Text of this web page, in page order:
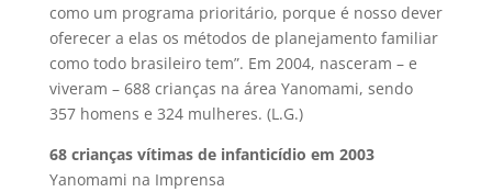
como um programa prioritário, porque é nosso dever
oferecer a elas os métodos de planejamento familiar
como todo brasileiro tem”. Em 2004, nasceram – e
viveram – 688 crianças na área Yanomami, sendo
357 homens e 324 mulheres. (L.G.)
68 crianças vítimas de infanticídio em 2003
Yanomami na Imprensa